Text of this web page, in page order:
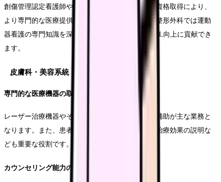
創傷管理認定看護師や手術看護認定看護師などの資格取得により、
より専門的な医療提供が可能になります。また、整形外科では運動
器看護の専門知識を深めることで、患者さんのQOL向上に貢献でき
ます。
皮膚科・美容系統
専門的な医療機器の取り扱い
レーザー治療機器やその他の美容医療機器の操作補助が主な業務と
なります。また、患者さんへのスキンケア指導や治療効果の説明な
ども重要な役割です。
カウンセリング能力の重要性